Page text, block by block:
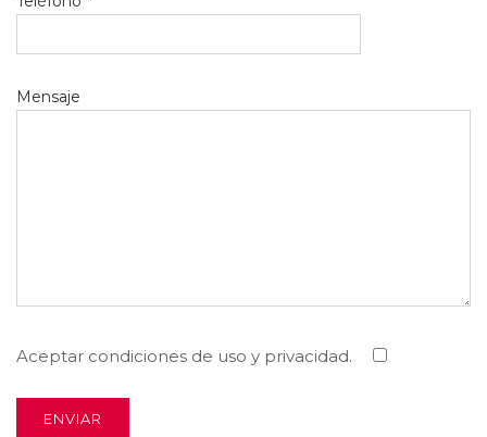
Mensaje
Aceptar condiciones de uso y privacidad.